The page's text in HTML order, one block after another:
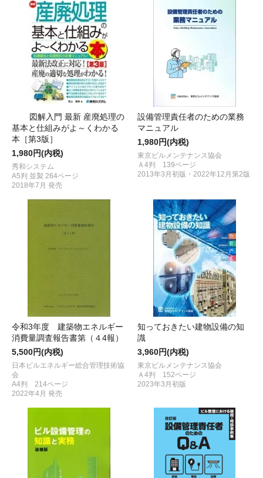
図解入門 最新 産廃処理の
基本と仕組みがよ～くわかる
本［第3版］
1,980円(内税)
秀和システム
A5判 並製 264ページ
2018年7月 発売
設備管理責任者のための業務
マニュアル
1,980円(内税)
東京ビルメンテナンス協会
Ａ4判 139ページ
2013年3月初版・2022年12月第2版
令和3年度 建築物エネルギー
消費量調査報告書第（４4報）
5,500円(内税)
日本ビルエネルギー総合管理技術協
会
A4判 214ページ
2022年4月 発売
知っておきたい建物設備の知
識
3,960円(内税)
東京ビルメンテナンス協会
Ａ4判 152ページ
2023年3月初版